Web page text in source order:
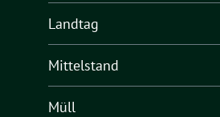
Landtag
Mittelstand
Müll